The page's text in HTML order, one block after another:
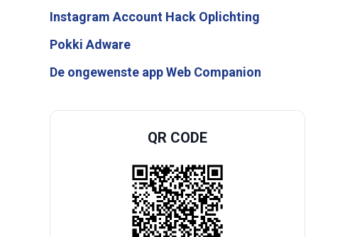
Instagram Account Hack Oplichting
Pokki Adware
De ongewenste app Web Companion
QR CODE